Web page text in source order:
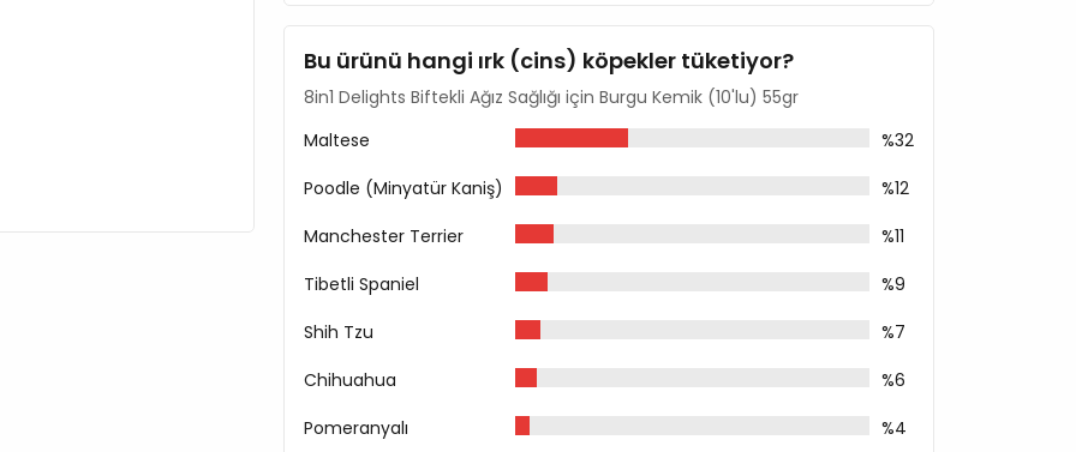
Bu ürünü hangi ırk (cins) köpekler tüketiyor?
8in1 Delights Biftekli Ağız Sağlığı için Burgu Kemik (10'lu) 55gr
Maltese
%32
Poodle (Minyatür Kaniş)
%12
Manchester Terrier
%11
Tibetli Spaniel
%9
Shih Tzu
%7
Chihuahua
%6
Pomeranyalı
%4